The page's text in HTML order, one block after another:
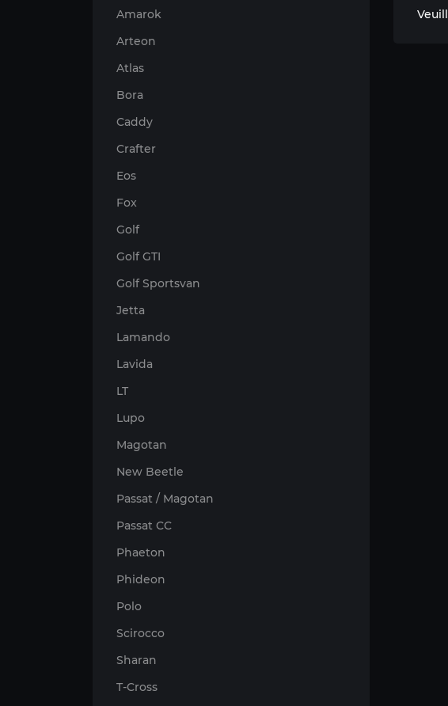
Amarok
Arteon
Atlas
Bora
Caddy
Crafter
Eos
Fox
Golf
Golf GTI
Golf Sportsvan
Jetta
Lamando
Lavida
LT
Lupo
Magotan
New Beetle
Passat / Magotan
Passat CC
Phaeton
Phideon
Polo
Scirocco
Sharan
T-Cross